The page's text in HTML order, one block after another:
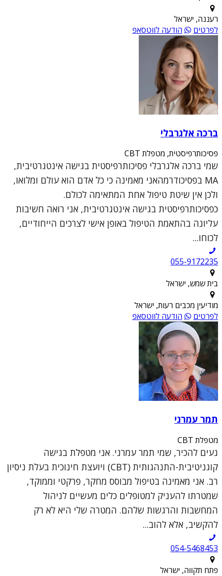
רעננה, ישראל
לפרטים
הודעה לווטסאפ
ברכה אלגרבלי
פסיכותרפיסטית, מטפלת CBT
שמי ברכה אלגרבלי פסיכותרפיסטית בגישה אינטגרטיבית,
MA בפסיכודרמהאני מאמינה כי כל אדם הוא עולם ומלואו,
ולכן אין שיטת טיפול אחת המתאימה לכולם.
כפסיכותרפיסטית בגישה אינטגרטיבית, אני רואה חשיבות
עליונה בהתאמת הטיפול באופן אישי לצרכים הייחודיים,
לכוחו...
055-9172235
בית שמש, ישראל
מודיעין מכבים רעות, ישראל
לפרטים
הודעה לווטסאפ
תמר עמרני
מטפלת CBT
נעים להכיר, שמי תמר עמרני. אני מטפלת בגישה
קוגניטיבית-התנהגותית (CBT) ויועצת חינוכית בעלת ניסיון
רב. אני מאמינה בטיפול מבוסס מחקר, פרקטי וממוקד,
שמטרתו להעניק למטופלים כלים מעשיים לניהול
המחשבות והרגשות שלהם. המטרה שלי היא לא רק
להקשיב, אלא להוב...
054-5468453
פתח תקווה, ישראל